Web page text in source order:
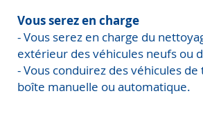
Vous serez en charge
- Vous serez en charge du
extérieur des véhicules neufs ou
- Vous conduirez des véhicules
boîte manuelle ou automatique.